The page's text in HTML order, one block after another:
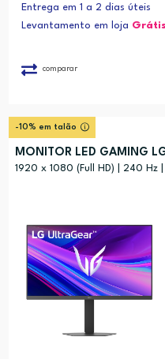
Entrega em 1 a 2 dias úteis
Levantamento em loja
comparar
-10% em talão
MONITOR LED GAMING
1920 x 1080 (Full HD) | 240 Hz |